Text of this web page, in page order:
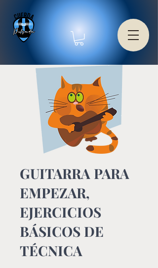
GUITARRA PARA
EMPEZAR,
EJERCICIOS
BÁSICOS DE
TÉCNICA